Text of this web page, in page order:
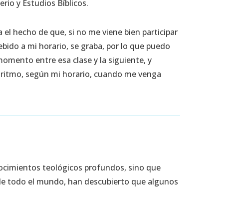
y Estudios Bíblicos.
el hecho de que, si no me viene bien participar
a mi horario, se graba, por lo que puedo
entre esa clase y la siguiente, y
según mi horario, cuando me venga
teológicos profundos, sino que
todo el mundo, han descubierto que algunos